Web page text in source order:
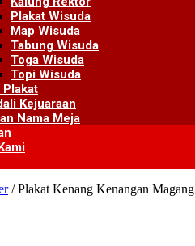
Plakat Wisuda
Map Wisuda
Tabung Wisuda
Toga Wisuda
Topi Wisuda
Plakat
Kejuaraan
Nama Meja
/ Plakat Kenang Kenangan Magang